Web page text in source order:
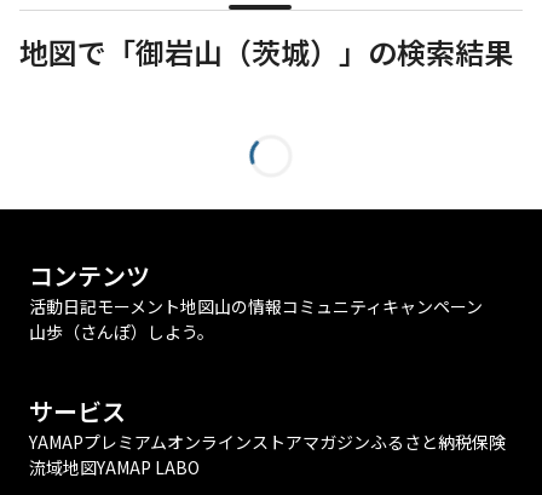
地図で「御岩山（茨城）」の検索結果
コンテンツ
活動日記モーメント地図山の情報コミュニティ キャンペーン
山歩（さんぽ）しよう。
サービス
YAMAPプレミアムオンラインストアマガジンふるさと納税保険
流域地図YAMAP LABO